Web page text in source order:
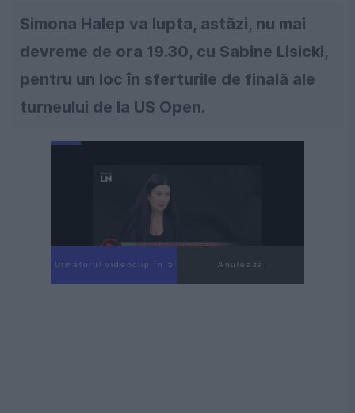
Simona Halep va lupta, astăzi, nu mai
devreme de ora 19.30, cu Sabine Lisicki,
pentru un loc în sferturile de finală ale
turneului de la US Open.
Următorul videoclip în 4 Anulează